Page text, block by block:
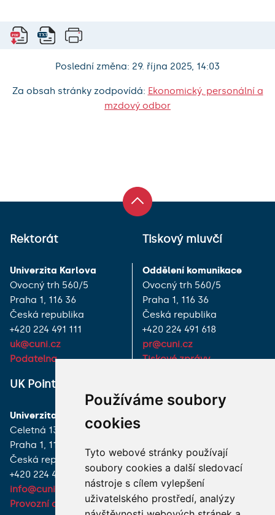
Používáme soubory
cookies
Tyto webové stránky používají
soubory cookies a další sledovací
nástroje s cílem vylepšení
uživatelského prostředí, analýzy
Poslední změna: 29. října 2025, 14:03
Za obsah stránky zodpovídá: Ekonomický, personální a
mzdový odbor
Rektorát
Univerzita Karlova
Ovocný trh 560/5
Praha 1, 116 36
Česká republika
+420 224 491 111
uk@cuni.cz
Podatelna
Tiskový mluvčí
Oddělení komunikace
Ovocný trh 560/5
Praha 1, 116 36
Česká republika
+420 224 491 618
pr@cuni.cz
Tiskové zprávy
UK Point
Univerzita Karlova
Celetná 13
Praha 1, 116 36
Česká republika
+420 224 491 850
info@cuni.cz
Provozní doba a kontakty
JAK K NÁM?